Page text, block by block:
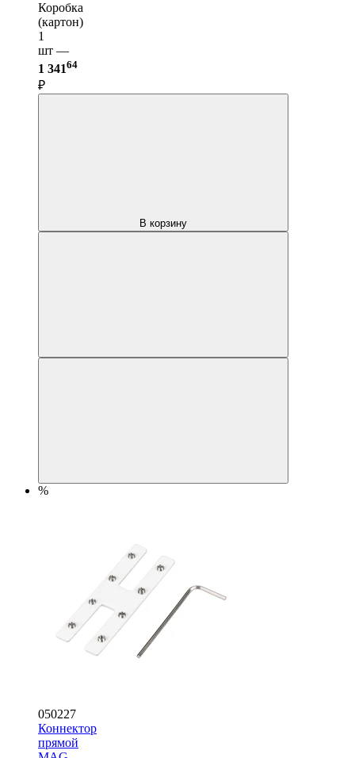
Коробка
(картон)
1
шт —
1 34164
₽
В корзину
%
050227
Коннектор
прямой